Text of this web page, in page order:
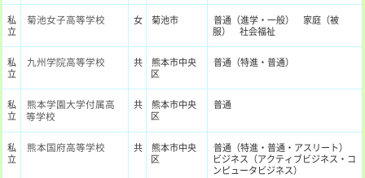
私
立
菊池女子高等学校 女 菊池市
普通（進学・一般） 家庭（被
服） 社会福祉
私
立
九州学院高等学校 共
熊本市中央
区
普通（特進・普通）
私
立
熊本学園大学付属高
等学校
共
熊本市中央
区
普通
私
立
熊本国府高等学校 共
熊本市中央
区
普通（特進・普通・アスリート）
ビジネス（アクティブビジネス・コ
ンピュータビジネス）